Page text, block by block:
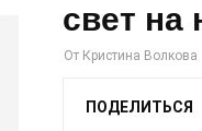
свет на
От Кристина Волкова
ПОДЕЛИТЬСЯ